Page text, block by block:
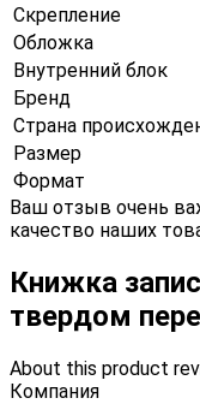
Скрепление
Обложка
Внутренний блок
Бренд
Страна
Размер
Формат
Ваш отзыв очень
качество наших
Книжка
твердом
About this product
Компания